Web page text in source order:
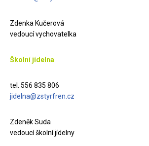
Zdenka Kučerová
vedoucí vychovatelka
Školní jídelna
tel. 556 835 806
jidelna@zstyrfren.cz
Zdeněk Suda
vedoucí školní jídelny